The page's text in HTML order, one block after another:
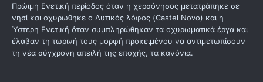
Πρώιμη Ενετική περίοδος όταν η χερσόνησος μετατράπηκε σε
νησί και οχυρώθηκε ο Δυτικός λόφος (Castel Novo) και η
Ύστερη Ενετική όταν συμπληρώθηκαν τα οχυρωματικά έργα και
έλαβαν τη τωρινή τους μορφή προκειμένου να αντιμετωπίσουν
τη νέα σύγχρονη απειλή της εποχής, τα κανόνια.